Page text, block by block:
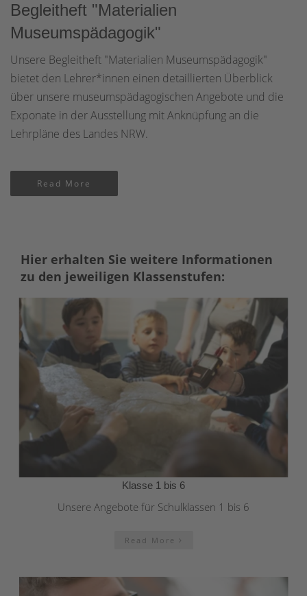
Begleitheft "Materialien
Museumspädagogik"
Unsere Begleitheft "Materialien Museumspädagogik"
bietet den Lehrer*innen einen detaillierten Überblick
über unsere museumspädagogischen Angebote und die
Exponate in der Ausstellung mit Anknüpfung an die
Lehrpläne des Landes NRW.
Read More
Hier erhalten Sie weitere Informationen
zu den jeweiligen Klassenstufen:
Klasse 1 bis 6
Unsere Angebote für Schulklassen 1 bis 6
Read More